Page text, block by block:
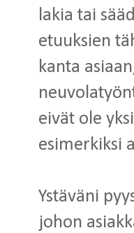
lakia tai
etuuksien
kanta
eivät ole
esimerkiksi
Ystäväni
johon